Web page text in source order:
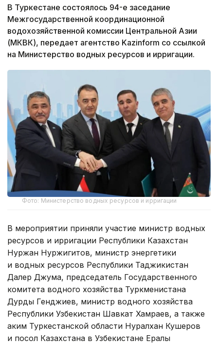
В Туркестане состоялось 94-е заседание
Межгосударственной координационной
водохозяйственной комиссии Центральной Азии
(МКВК), передает агентство Kazinform со ссылкой
на Министерство водных ресурсов и ирригации.
Фото: Министерство водных ресурсов и ирригации
В мероприятии приняли участие министр водных
ресурсов и ирригации Республики Казахстан
Нуржан Нуржигитов, министр энергетики
и водных ресурсов Республики Таджикистан
Далер Джума, председатель Государственного
комитета водного хозяйства Туркменистана
Дурды Генджиев, министр водного хозяйства
Республики Узбекистан Шавкат Хамраев, а также
аким Туркестанской области Нуралхан Кушеров
и посол Казахстана в Узбекистане Ералы